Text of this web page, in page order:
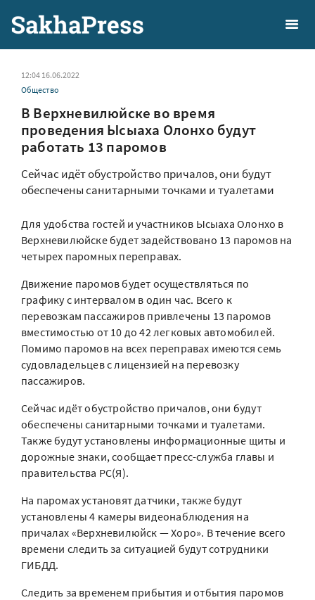
12:04 16.06.2022
Общество
В Верхневилюйске во время
проведения Ысыаха Олонхо будут
работать 13 паромов
Сейчас идёт обустройство причалов, они будут
обеспечены санитарными точками и туалетами
Для удобства гостей и участников Ысыаха Олонхо в
Верхневилюйске будет задействовано 13 паромов на
четырех паромных переправах.
Движение паромов будет осуществляться по
графику с интервалом в один час. Всего к
перевозкам пассажиров привлечены 13 паромов
вместимостью от 10 до 42 легковых автомобилей.
Помимо паромов на всех переправах имеются семь
судовладельцев с лицензией на перевозку
пассажиров.
Сейчас идёт обустройство причалов, они будут
обеспечены санитарными точками и туалетами.
Также будут установлены информационные щиты и
дорожные знаки, сообщает пресс-служба главы и
правительства РС(Я).
На паромах установят датчики, также будут
установлены 4 камеры видеонаблюдения на
причалах «Верхневилюйск — Хоро». В течение всего
времени следить за ситуацией будут сотрудники
ГИБДД.
Следить за временем прибытия и отбытия паромов